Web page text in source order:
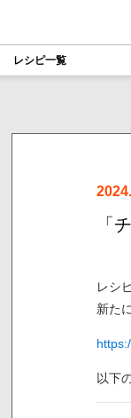
レシピ一覧
「
レシ
新た
以下